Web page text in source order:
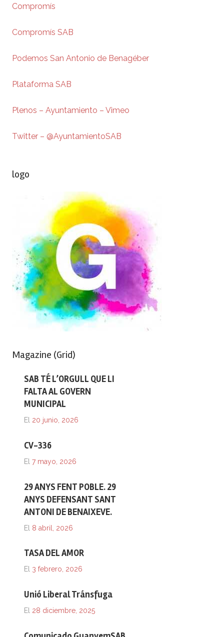
Compromís
Compromís SAB
Podemos San Antonio de Benagéber
Plataforma SAB
Plenos – Ayuntamiento – Vimeo
Twitter – @AyuntamientoSAB
logo
Magazine (Grid)
SAB TÉ L’ORGULL QUE LI
FALTA AL GOVERN
MUNICIPAL
El 20 junio, 2026
CV-336
El 7 mayo, 2026
29 ANYS FENT POBLE. 29
ANYS DEFENSANT SANT
ANTONI DE BENAIXEVE.
El 8 abril, 2026
TASA DEL AMOR
El 3 febrero, 2026
Unió Liberal Tránsfuga
El 28 diciembre, 2025